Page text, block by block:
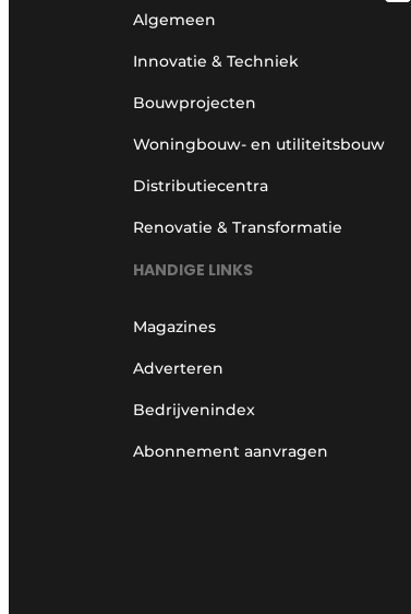
Algemeen
Innovatie & Techniek
Bouwprojecten
Woningbouw- en utiliteitsbouw
Distributiecentra
Renovatie & Transformatie
HANDIGE LINKS
Magazines
Adverteren
Bedrijvenindex
Abonnement aanvragen